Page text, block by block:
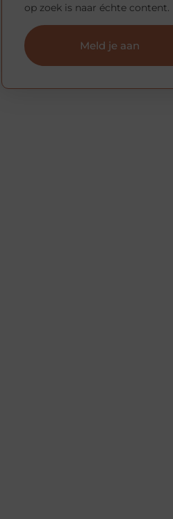
op zoek is naar échte content.
Meld je aan